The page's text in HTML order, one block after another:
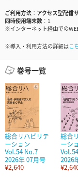
ご利用方法
アクセス型配信
同時使用端末数
1
※インターネット経由での
※導入・利用方法の詳細はこ
巻号一覧
総合リハビリテ
ーション
Vol.54 No.7
2026年 07月号
¥2,640
総合
ーシ
2026